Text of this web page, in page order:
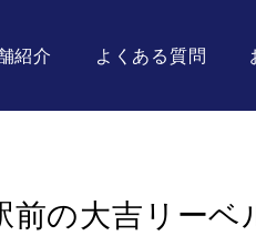
紹介 よくある質問
の大吉リーベ